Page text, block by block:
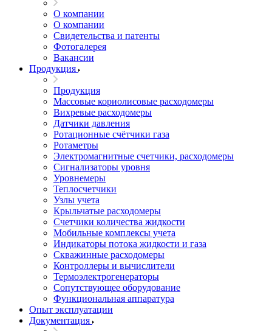
О компании
О компании
Свидетельства и патенты
Фотогалерея
Вакансии
Продукция
Продукция
Массовые кориолисовые расходомеры
Вихревые расходомеры
Датчики давления
Ротационные счётчики газа
Ротаметры
Электромагнитные счетчики, расходомеры
Сигнализаторы уровня
Уровнемеры
Теплосчетчики
Узлы учета
Крыльчатые расходомеры
Счетчики количества жидкости
Мобильные комплексы учета
Индикаторы потока жидкости и газа
Скважинные расходомеры
Контроллеры и вычислители
Термоэлектрогенераторы
Сопутствующее оборудование
Функциональная аппаратура
Опыт эксплуатации
Документация